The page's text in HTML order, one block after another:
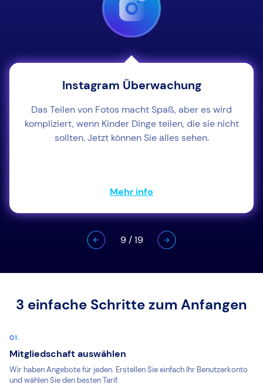
Instagram Überwachung
Das Teilen von Fotos macht Spaß, aber es wird
kompliziert, wenn Kinder Dinge teilen, die sie nicht
sollten. Jetzt können Sie alles sehen.
Mehr info
9/19
3 einfache Schritte zum Anfangen
Mitgliedschaft auswählen
Wir haben Angebote für jeden. Erstellen Sie einfach Ihr Benutzerkonto
und wählen Sie den besten Tarif.